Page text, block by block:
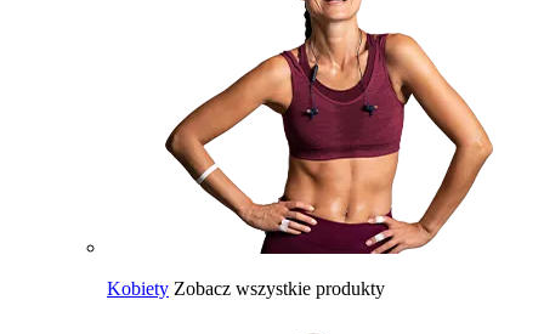
Kobiety Zobacz wszystkie produkty